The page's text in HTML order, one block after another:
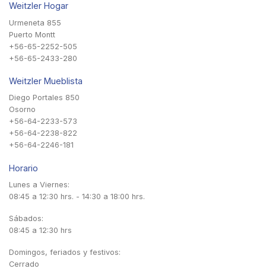
Weitzler Hogar
Urmeneta 855
Puerto Montt
+56-65-2252-505
+56-65-2433-280
Weitzler Mueblista
Diego Portales 850
Osorno
+56-64-2233-573
+56-64-2238-822
+56-64-2246-181
Horario
Lunes a Viernes:
08:45 a 12:30 hrs. - 14:30 a 18:00 hrs.
Sábados:
08:45 a 12:30 hrs
Domingos, feriados y festivos:
Cerrado